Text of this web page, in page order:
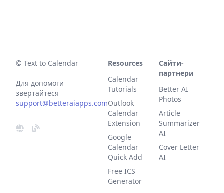
© Text to Calendar
Для допомоги
звертайтеся
support@betteraiapps.com
Resources
Calendar
Tutorials
Outlook
Calendar
Extension
Google
Calendar
Quick Add
Free ICS
Generator
Сайти-
партнери
Better AI
Photos
Article
Summarizer
AI
Cover Letter
AI